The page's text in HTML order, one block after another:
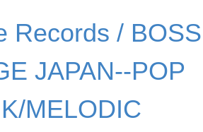
Records / BOSS
JAPAN--POP
MELODIC